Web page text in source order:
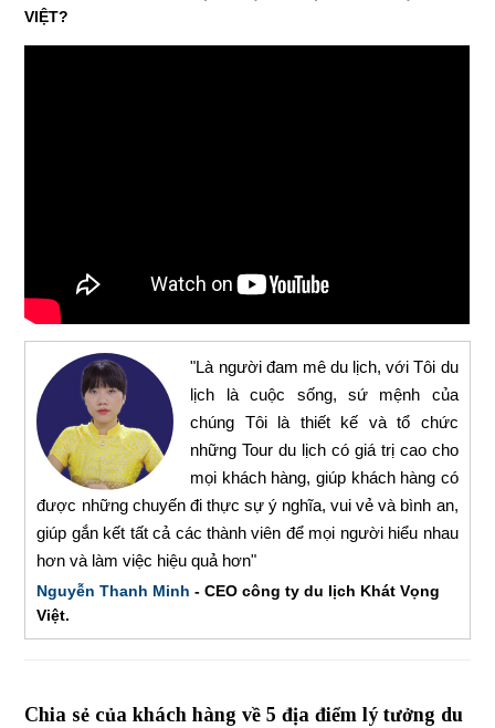
VIỆT?
"Là người đam mê du lịch, với Tôi du
lịch là cuộc sống, sứ mệnh của
chúng Tôi là thiết kế và tổ chức
những Tour du lịch có giá trị cao cho
mọi khách hàng, giúp khách hàng có
được những chuyến đi thực sự ý nghĩa, vui vẻ và bình an,
giúp gắn kết tất cả các thành viên để mọi người hiểu nhau
hơn và làm việc hiệu quả hơn"
Nguyễn Thanh Minh - CEO công ty du lịch Khát Vọng
Việt.
Chia sẻ của khách hàng về 5 địa điểm lý tưởng du